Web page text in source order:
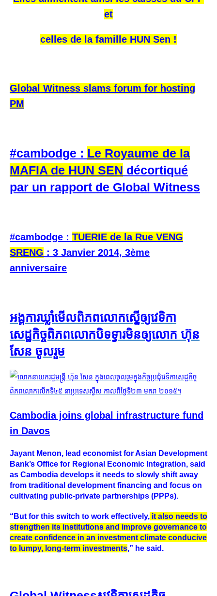
et
celles de la famille HUN Sen !
Global Witness slams forum for hosting
PM
#cambodge : Le Royaume de la
MAFIA de HUN SEN décortiqué
par un rapport de Global Witness
#cambodge : TUERIE de la Rue VENG
SRENG : 3 Janvier 2014, 3ème
anniversaire
អង្គការ​ឃ្លាំមើល​ពិភពលោក​ស្នើ​ឲ្យ​វេទិកា​
សេដ្ឋកិច្ច​ពិភពលោក​បិទ​ទ្វារ​មិន​ឲ្យ​លោក ហ៊ុន
សែន ចូលរួម
Cambodia joins global infrastructure fund
in Davos
Jayant Menon, lead economist for Asian Development
Bank’s Office for Regional Economic Integration, said
as Cambodia develops it needs to slowly shift away
from traditional development financing and focus on
cultivating public-private partnerships (PPPs).
“But for this switch to work effectively, it also needs to
strengthen its institutions and improve governance to
create confidence in an investment climate conducive
to lumpy, long-term investments,” he said.